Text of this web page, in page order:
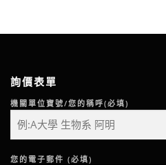
詢價表單
機關單位寶號/您的稱呼(必填)
您的電子郵件 (必填)